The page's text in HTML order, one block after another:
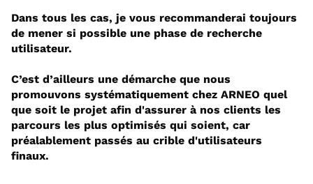
Dans tous les cas, je vous recommanderai toujours
de mener si possible une phase de recherche
utilisateur.
C’est d’ailleurs une démarche que nous
promouvons systématiquement chez ARNEO quel
que soit le projet afin d'assurer à nos clients les
parcours les plus optimisés qui soient, car
préalablement passés au crible d'utilisateurs
finaux.